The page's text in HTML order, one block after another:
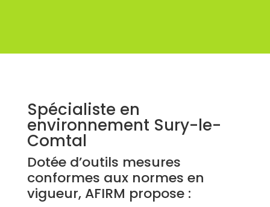
Spécialiste en
environnement Sury-le-
Comtal
Dotée d’outils mesures
conformes aux normes en
vigueur, AFIRM propose :